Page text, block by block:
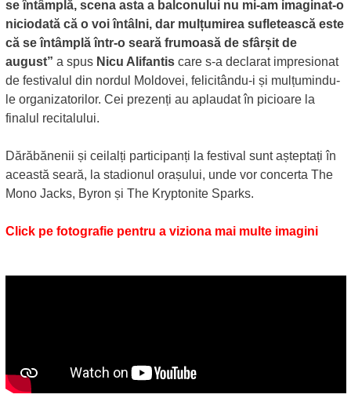
se întâmplă, scena asta a balconului nu mi-am imaginat-o
niciodată că o voi întâlni, dar mulțumirea sufletească este
că se întâmplă într-o seară frumoasă de sfârșit de
august” a spus Nicu Alifantiscare s-a declarat impresionat
de festivalul din nordul Moldovei, felicitându-i și mulțumindu-
le organizatorilor. Cei prezenți au aplaudat în picioare la
finalul recitalului.
Dărăbănenii și ceilalți participanți la festival sunt așteptați în
această seară, la stadionul orașului, unde vor concerta The
Mono Jacks, Byron și The Kryptonite Sparks.
Click pe fotografie pentru a viziona mai multe imagini